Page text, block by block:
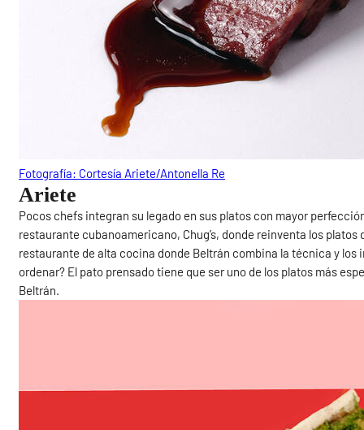
Fotografía: Cortesía Ariete/Antonella Re
Ariete
Pocos chefs integran su legado en sus platos con mayor
restaurante cubanoamericano, Chug’s, donde reinventa los
restaurante de alta cocina donde Beltrán combina la técnica y
ordenar? El pato prensado tiene que ser uno de los platos más
Beltrán.